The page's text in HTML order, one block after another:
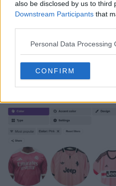
also be disclosed by us to third
Downstream Participants that
Personal Data Processing
CONFIRM
Costa Rica para 2026?
Mostrar comentarios
2026 World Cup adidas